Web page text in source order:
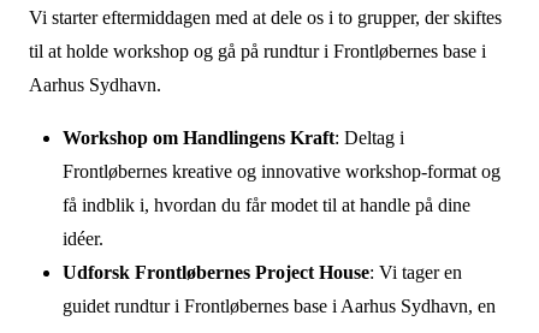
Vi starter eftermiddagen med at dele os i to grupper, der skiftes
til at holde workshop og gå på rundtur i Frontløbernes base i
Aarhus Sydhavn.
Workshop om Handlingens Kraft: Deltag i
Frontløbernes kreative og innovative workshop-format og
få indblik i, hvordan du får modet til at handle på dine
idéer.
Udforsk Frontløbernes Project House: Vi tager en
guidet rundtur i Frontløbernes base i Aarhus Sydhavn, en